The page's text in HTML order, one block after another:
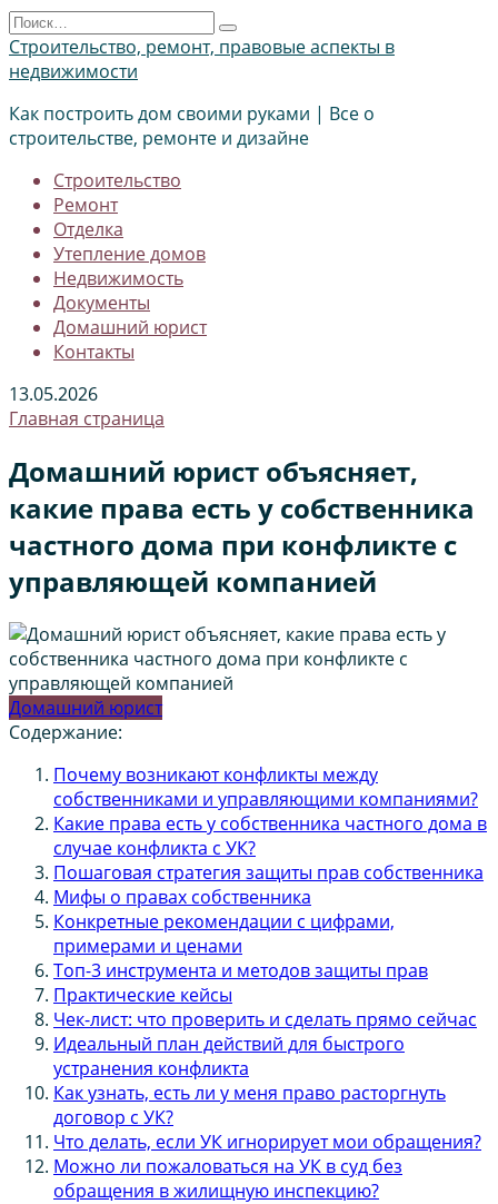
Перейти
к
содержанию
Search
for:
Строительство, ремонт, правовые аспекты в
недвижимости
Как построить дом своими руками | Все о
строительстве, ремонте и дизайне
Строительство
Ремонт
Отделка
Утепление домов
Недвижимость
Документы
Домашний юрист
Контакты
13.05.2026
Главная страница
Домашний юрист объясняет,
какие права есть у собственника
частного дома при конфликте с
управляющей компанией
Домашний юрист
Содержание:
Почему возникают конфликты между
собственниками и управляющими компаниями?
Какие права есть у собственника частного дома в
случае конфликта с УК?
Пошаговая стратегия защиты прав собственника
Мифы о правах собственника
Конкретные рекомендации с цифрами,
примерами и ценами
Топ-3 инструмента и методов защиты прав
Практические кейсы
Чек-лист: что проверить и сделать прямо сейчас
Идеальный план действий для быстрого
устранения конфликта
Как узнать, есть ли у меня право расторгнуть
договор с УК?
Что делать, если УК игнорирует мои обращения?
Можно ли пожаловаться на УК в суд без
обращения в жилищную инспекцию?